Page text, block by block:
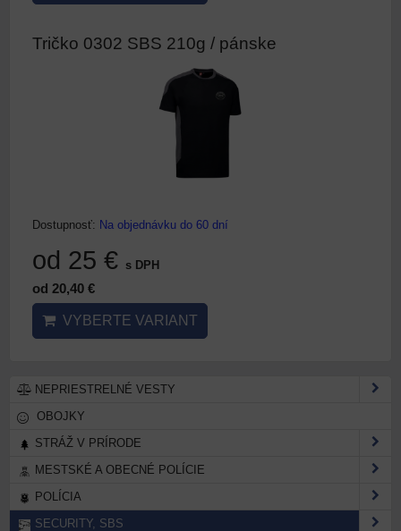
Tričko 0302 SBS 210g / pánske
Dostupnosť: Na objednávku do 60 dní
od 25 € s DPH
od 20,40 €
VYBERTE VARIANT
NEPRIESTRELNÉ VESTY
OBOJKY
STRÁŽ V PRÍRODE
MESTSKÉ A OBECNÉ POLÍCIE
POLÍCIA
SECURITY, SBS